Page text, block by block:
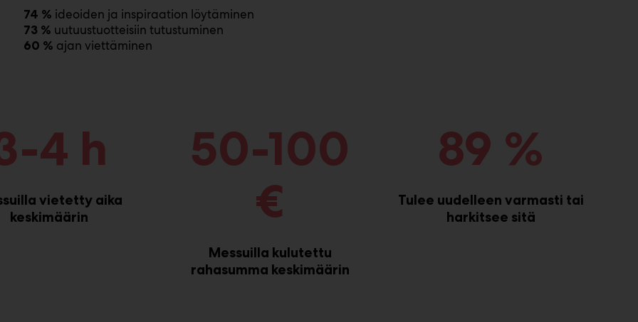
74 % ideoiden ja inspiraation löytäminen
73 % uutuustuotteisiin tutustuminen
60 % ajan viettäminen
4 h
vietetty aika
keskimäärin
50-100
€
Messuilla kulutettu
rahasumma keskimäärin
89 %
Tulee uudelleen varmasti tai
harkitsee sitä